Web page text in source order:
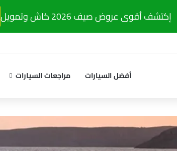
إكتشف أقوى عروض صيف 2026 كاش وتمويل
أفضل السيارات مراجعات السيارات